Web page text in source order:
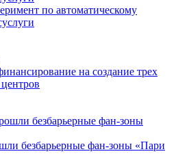
по автоматическому
на создание трех
безбарьерные фан-зоны «Пари